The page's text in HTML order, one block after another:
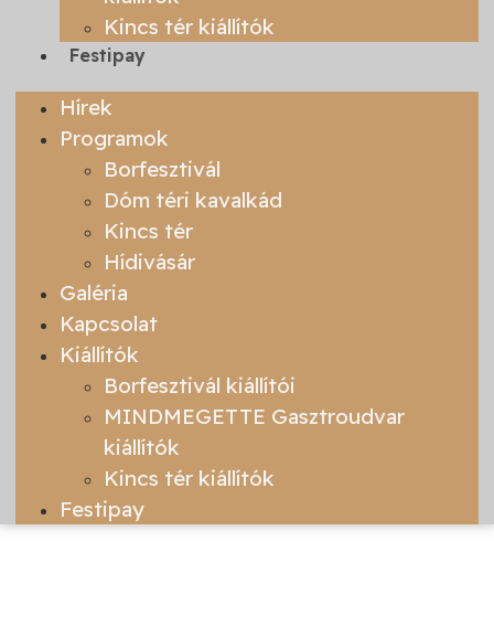
Kincs tér kiállítók
Festipay
Hírek
Programok
Borfesztivál
Dóm téri kavalkád
Kincs tér
Hídivásár
Galéria
Kapcsolat
Kiállítók
Borfesztivál kiállítói
MINDMEGETTE Gasztroudvar
kiállítók
Kincs tér kiállítók
Festipay